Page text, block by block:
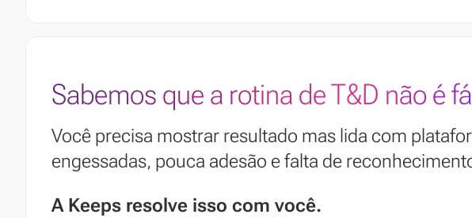
Sabemos que a rotina de T&D não é
Você precisa mostrar resultado mas lida com
engessadas, pouca adesão e falta de
A Keeps resolve isso com você.